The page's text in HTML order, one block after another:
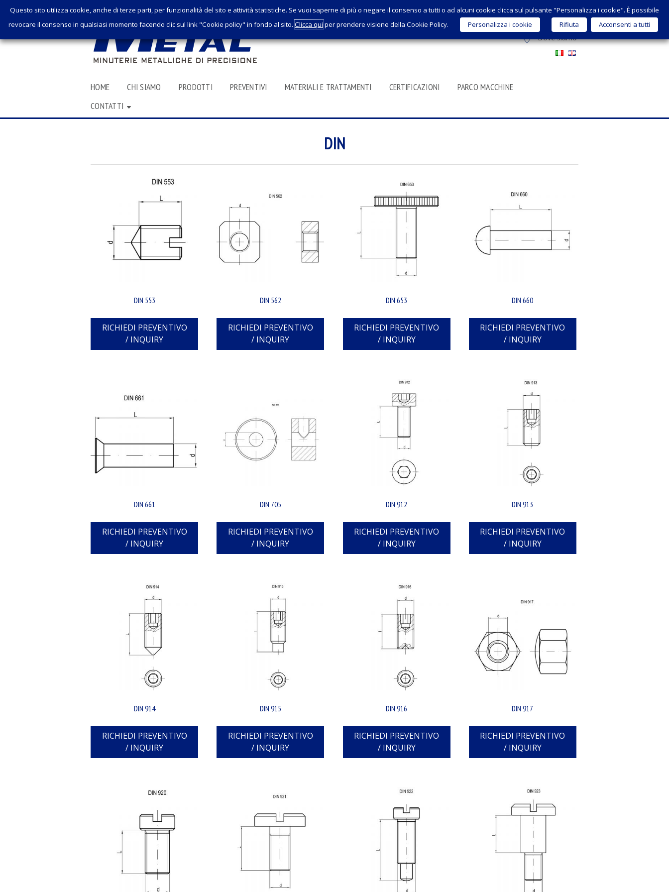
sales@micrometalsrl.com
Dove siamo
SKIP
CONTENT
HOME CHI SIAMO PRODOTTI PREVENTIVI MATERIALI E TRATTAMENTI CERTIFICAZIONI
PARCO MACCHINE
CONTATTI
DIN
DIN 553
RICHIEDI PREVENTIVO
/ INQUIRY
DIN 562
RICHIEDI PREVENTIVO
/ INQUIRY
DIN 653
RICHIEDI PREVENTIVO
/ INQUIRY
DIN 660
RICHIEDI PREVENTIVO
/ INQUIRY
DIN 661
RICHIEDI PREVENTIVO
/ INQUIRY
DIN 705
RICHIEDI PREVENTIVO
/ INQUIRY
DIN 912
RICHIEDI PREVENTIVO
/ INQUIRY
DIN 913
RICHIEDI PREVENTIVO
/ INQUIRY
DIN 914
RICHIEDI PREVENTIVO
/ INQUIRY
DIN 915
RICHIEDI PREVENTIVO
/ INQUIRY
DIN 916
RICHIEDI PREVENTIVO
/ INQUIRY
DIN 917
RICHIEDI PREVENTIVO
/ INQUIRY
Questo sito utilizza cookie, anche di terze parti, per funzionalità del sito e attività statistiche. Se vuoi saperne di più o negare il consenso a tutti o ad alcuni cookie clicca sul pulsante "Personalizza i cookie". È possibile
revocare il consenso in qualsiasi momento facendo clic sul link "Cookie policy" in fondo al sito.Clicca quiper prendere visione della Cookie Policy. Personalizza i cookie Rifiuta Acconsenti a tutti